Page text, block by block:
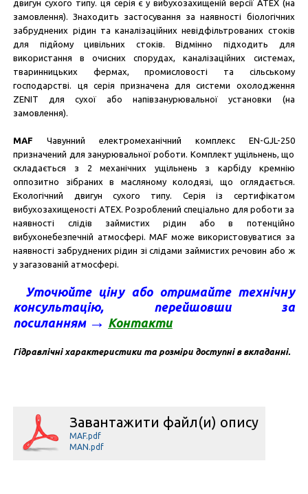
двигун сухого типу. ця серія є у вибухозахищеній версії ATEX (на
замовлення). Знаходить застосування за наявності біологічних
забруднених рідин та каналізаційних невідфільтрованих стоків
для підйому цивільних стоків. Відмінно підходить для
використання в очисних спорудах, каналізаційних системах,
тваринницьких фермах, промисловості та сільському
господарстві. ця серія призначена для системи охолодження
ZENIT для сухої або напівзанурювальної установки (на
замовлення).
MAF
Чавунний електромеханічний комплекс EN-GJL-250
призначений для занурювальної роботи. Комплект ущільнень, що
складається з 2 механічних ущільнень з карбіду кремнію
оппозитно зібраних в масляному колодязі, що оглядається.
Екологічний двигун сухого типу. Серія із сертифікатом
вибухозахищеності ATEX. Розроблений спеціально для роботи за
наявності слідів займистих рідин або в потенційно
вибухонебезпечній атмосфері. MAF може використовуватися за
наявності забруднених рідин зі слідами займистих речовин або ж
у загазованій атмосфері.
Уточюйте ціну або отримайте технічну
консультацію, перейшовши за
посиланням → Контакти
Гідравлічні характеристики та розміри доступні в вкладанні.
Завантажити файл(и) опису
MAF.pdf
MAN.pdf